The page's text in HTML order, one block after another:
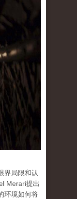
界局限和认
Merari提出
环境如何将